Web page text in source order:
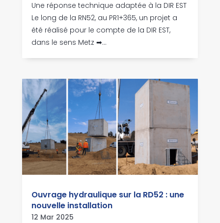
Une réponse technique adaptée à la DIR EST
Le long de la RN52, au PR1+365, un projet a
été réalisé pour le compte de la DIR EST,
dans le sens Metz ➡...
Ouvrage hydraulique sur la RD52 : une
nouvelle installation
12 Mar 2025